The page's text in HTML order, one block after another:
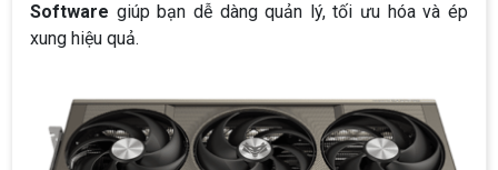
Software giúp bạn dễ dàng quản lý, tối ưu hóa và ép
xung hiệu quả.